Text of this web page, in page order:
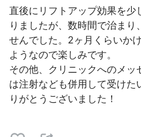
直後にリフトアップ効果を少
りましたが、数時間で治まり
せんでした。2ヶ月くらいか
ようなので楽しみです。
その他、クリニックへのメッ
は注射なども併用して受け
りがとうございました！